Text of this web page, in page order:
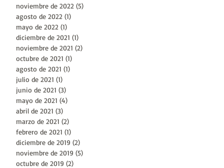
noviembre de 2022 (5)
agosto de 2022 (1)
mayo de 2022 (1)
diciembre de 2021 (1)
noviembre de 2021 (2)
octubre de 2021 (1)
agosto de 2021 (1)
julio de 2021 (1)
junio de 2021 (3)
mayo de 2021 (4)
abril de 2021 (3)
marzo de 2021 (2)
febrero de 2021 (1)
diciembre de 2019 (2)
noviembre de 2019 (5)
octubre de 2019 (2)